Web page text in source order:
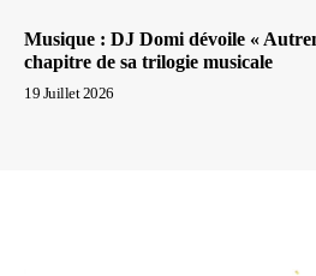
Musique : DJ Domi dévoile «
chapitre de sa trilogie musicale
19 Juillet 2026